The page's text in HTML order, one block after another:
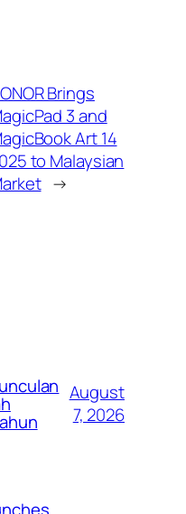
Brings
3 and
Art 14
to Malaysian
→
August
7, 2026